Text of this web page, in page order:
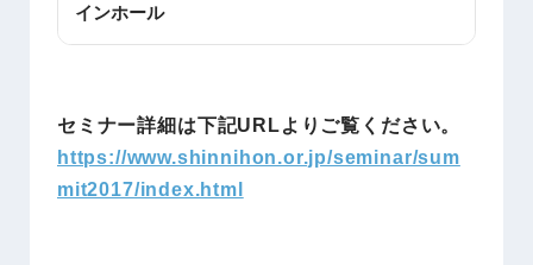
インホール
セミナー詳細は下記URLよりご覧ください。
https://www.shinnihon.or.jp/seminar/sum
mit2017/index.html